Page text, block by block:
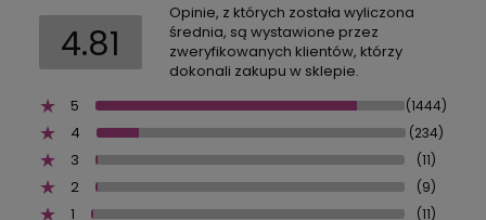
4.81
Opinie, z których została wyliczona
średnia, są wystawione przez
zweryfikowanych klientów, którzy
dokonali zakupu w sklepie.
5
(1444)
4 (234)
3 (11)
2 (9)
1 (11)